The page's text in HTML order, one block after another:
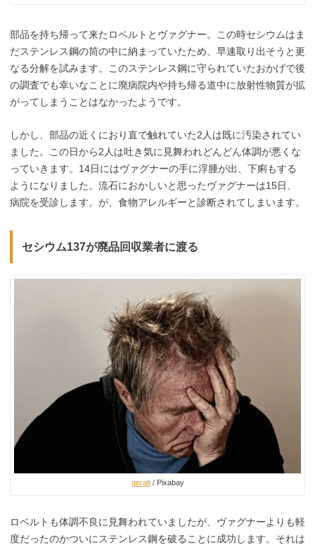
部品を持ち帰って来たロベルトとヴァグナー。この時セシウムはま
だステンレス鋼の筒の中に納まっていたため、早速取り出そうと更
なる分解を試みます。このステンレス鋼に守られていたおかげで後
の調査でも幸いなことに廃病院内や持ち帰る道中に放射性物質が拡
がってしまうことはなかったようです。
しかし、部品の近くにおり直で触れていた2人は既に汚染されてい
ました。この日から2人は吐き気に見舞われどんどん体調が悪くな
っていきます。14日にはヴァグナーの手に浮腫が出、下痢もする
ようになりました。流石におかしいと思ったヴァグナーは15日、
病院を受診します。が、食物アレルギーと診断されてしまいます。
セシウム137が廃品回収業者に渡る
geralt/ Pixabay
ロベルトも体調不良に見舞われていましたが、ヴァグナーよりも軽
度だったのかついにステンレス鋼を破ることに成功します。それは